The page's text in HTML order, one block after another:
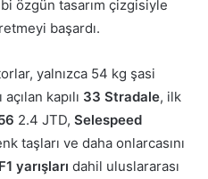
özgün tasarım çizgisiyle
başardı.
yalnızca 54 kg şasi
kapılı 33 Stradale, ilk
2.4 JTD, Selespeed
taşları ve daha onlarcasını
F1 yarışları dahil uluslararası